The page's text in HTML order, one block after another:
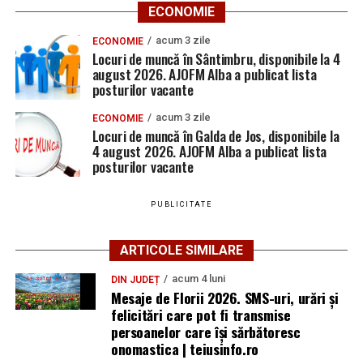
ECONOMIE
ECONOMIE acum 3 zile
Locuri de muncă în Sântimbru, disponibile la 4
august 2026. AJOFM Alba a publicat lista
posturilor vacante
ECONOMIE acum 3 zile
Locuri de muncă în Galda de Jos, disponibile la
4 august 2026. AJOFM Alba a publicat lista
posturilor vacante
PUBLICITATE
ARTICOLE SIMILARE
DIN JUDEȚ acum 4 luni
Mesaje de Florii 2026. SMS-uri, urări și
felicitări care pot fi transmise
persoanelor care îşi sărbătoresc
onomastica | teiusinfo.ro